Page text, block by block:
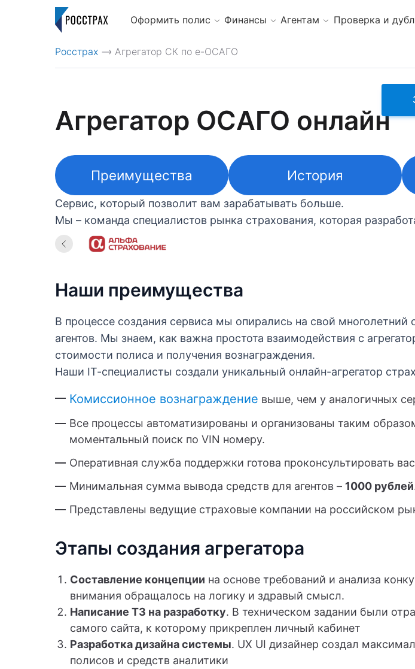
Оформить полис Финансы Агентам Проверка и
Росстрах > Агрегатор СК по е-ОСАГО
Агрегатор ОСАГО онлайн
Преимущества История
Сервис, который позволит вам зарабатывать больше.
Мы – команда специалистов рынка страхования, которая
Наши преимущества
В процессе создания сервиса мы опирались на свой
агентов. Мы знаем, как важна простота взаимодействия с
стоимости полиса и получения вознаграждения.
Наши IT-специалисты создали уникальный онлайн-агрегатор
Комиссионное вознаграждение выше, чем у аналогичных
Все процессы автоматизированы и организованы таким
моментальный поиск по VIN номеру.
Оперативная служба поддержки готова проконсультировать
Минимальная сумма вывода средств для агентов – 1000 рублей
Представлены ведущие страховые компании на российском
Этапы создания агрегатора
Составление концепции на основе требований и анализа
внимания обращалось на логику и здравый смысл.
Написание ТЗ на разработку. В техническом задании были
самого сайта, к которому прикреплен личный кабинет
Разработка дизайна системы. UX UI дизайнер создал
полисов и средств аналитики